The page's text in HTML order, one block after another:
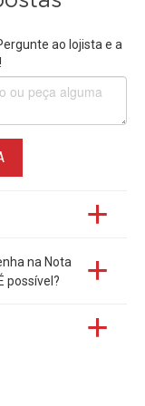
ao lojista e a
na Nota
possível?